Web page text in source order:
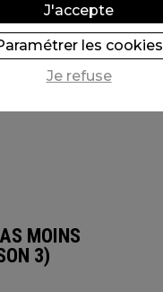
MOINS
3)
J'accepte
les cookies
Je refuse